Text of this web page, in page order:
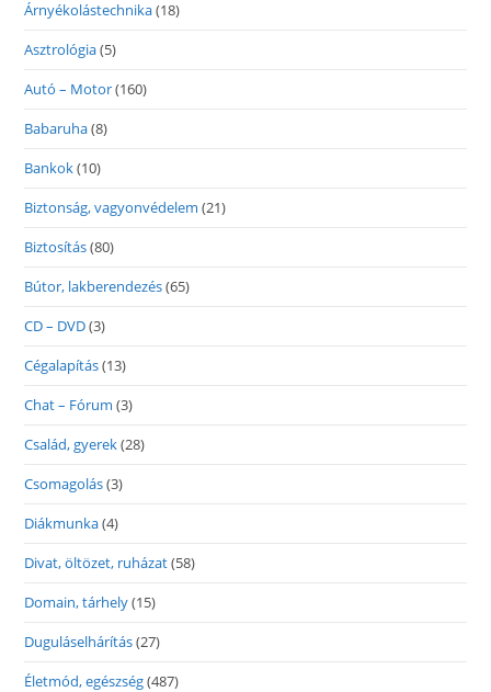
Árnyékolástechnika(18)
Asztrológia(5)
Autó – Motor(160)
Babaruha(8)
Bankok(10)
Biztonság, vagyonvédelem (21)
Biztosítás(80)
Bútor, lakberendezés(65)
CD – DVD(3)
Cégalapítás(13)
Chat – Fórum (3)
Család, gyerek(28)
Csomagolás(3)
Diákmunka(4)
Divat, öltözet, ruházat(58)
Domain, tárhely(15)
Duguláselhárítás(27)
Életmód, egészség(487)